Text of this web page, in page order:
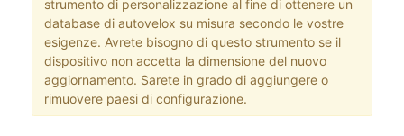
strumento di personalizzazione al fine di ottenere un
database di autovelox su misura secondo le vostre
esigenze. Avrete bisogno di questo strumento se il
dispositivo non accetta la dimensione del nuovo
aggiornamento. Sarete in grado di aggiungere o
rimuovere paesi di configurazione.